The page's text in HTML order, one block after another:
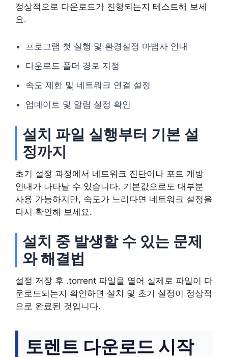
정상적으로 다운로드가 진행되는지 테스트해 보세
요.
프로그램 첫 실행 및 환경설정 마법사 안내
다운로드 폴더 경로 지정
속도 제한 및 네트워크 연결 설정
업데이트 및 알림 설정 확인
설치 파일 실행부터 기본 설
정까지
초기 설정 과정에서 네트워크 진단이나 포트 개방
안내가 나타날 수 있습니다. 기본값으로도 대부분
사용 가능하지만, 속도가 느리다면 네트워크 설정을
다시 확인해 보세요.
설치 중 발생할 수 있는 문제
와 해결법
설정 저장 후 .torrent 파일을 열어 실제로 파일이 다
운로드되는지 확인하면 설치 및 초기 설정이 정상적
으로 완료된 것입니다.
토렌트 다운로드 시작